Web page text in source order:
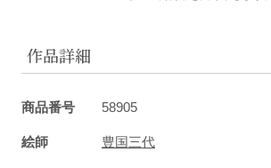
作品詳細
商品番号 58905
絵師 豊国三代